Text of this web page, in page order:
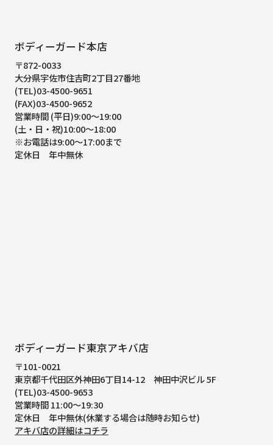
ボディーガード本店
〒872-0033
大分県宇佐市住吉町2丁目27番地
(TEL)03-4500-9651
(FAX)03-4500-9652
営業時間 (平日)9:00～19:00
(土・日・祝)10:00～18:00
※お電話は9:00～17:00まで
定休日 年中無休
ボディーガード東京アキバ店
〒101-0021
東京都千代田区外神田6丁目14-12 神田中沢ビル 5F
(TEL)03-4500-9653
営業時間 11:00～19:30
定休日 年中無休(休業する場合は随時お知らせ)
アキバ店の詳細はコチラ